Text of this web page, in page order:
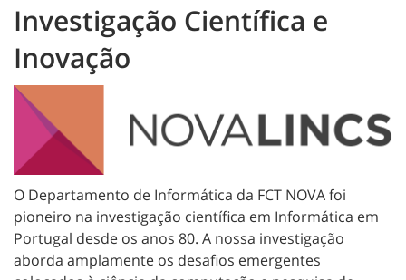
Investigação Científica e
Inovação
O Departamento de Informática da FCT NOVA foi
pioneiro na investigação científica em Informática em
Portugal desde os anos 80. A nossa investigação
aborda amplamente os desafios emergentes